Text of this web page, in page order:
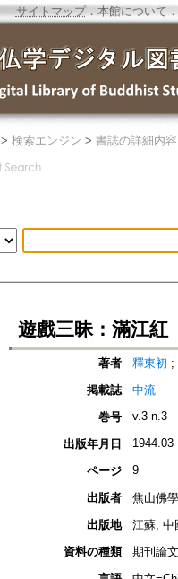
サイトマップ．本館について ．
> 検索エンジン > 書誌の詳細内容
遊戲三昧：滿江紅
著者 釋東初 ;
掲載誌
中流
巻号
v.3 n.3
出版年月日 1944.03
ページ 9
出版者
焦山佛學
出版地
江蘇, 中
資料の種類
期刊論